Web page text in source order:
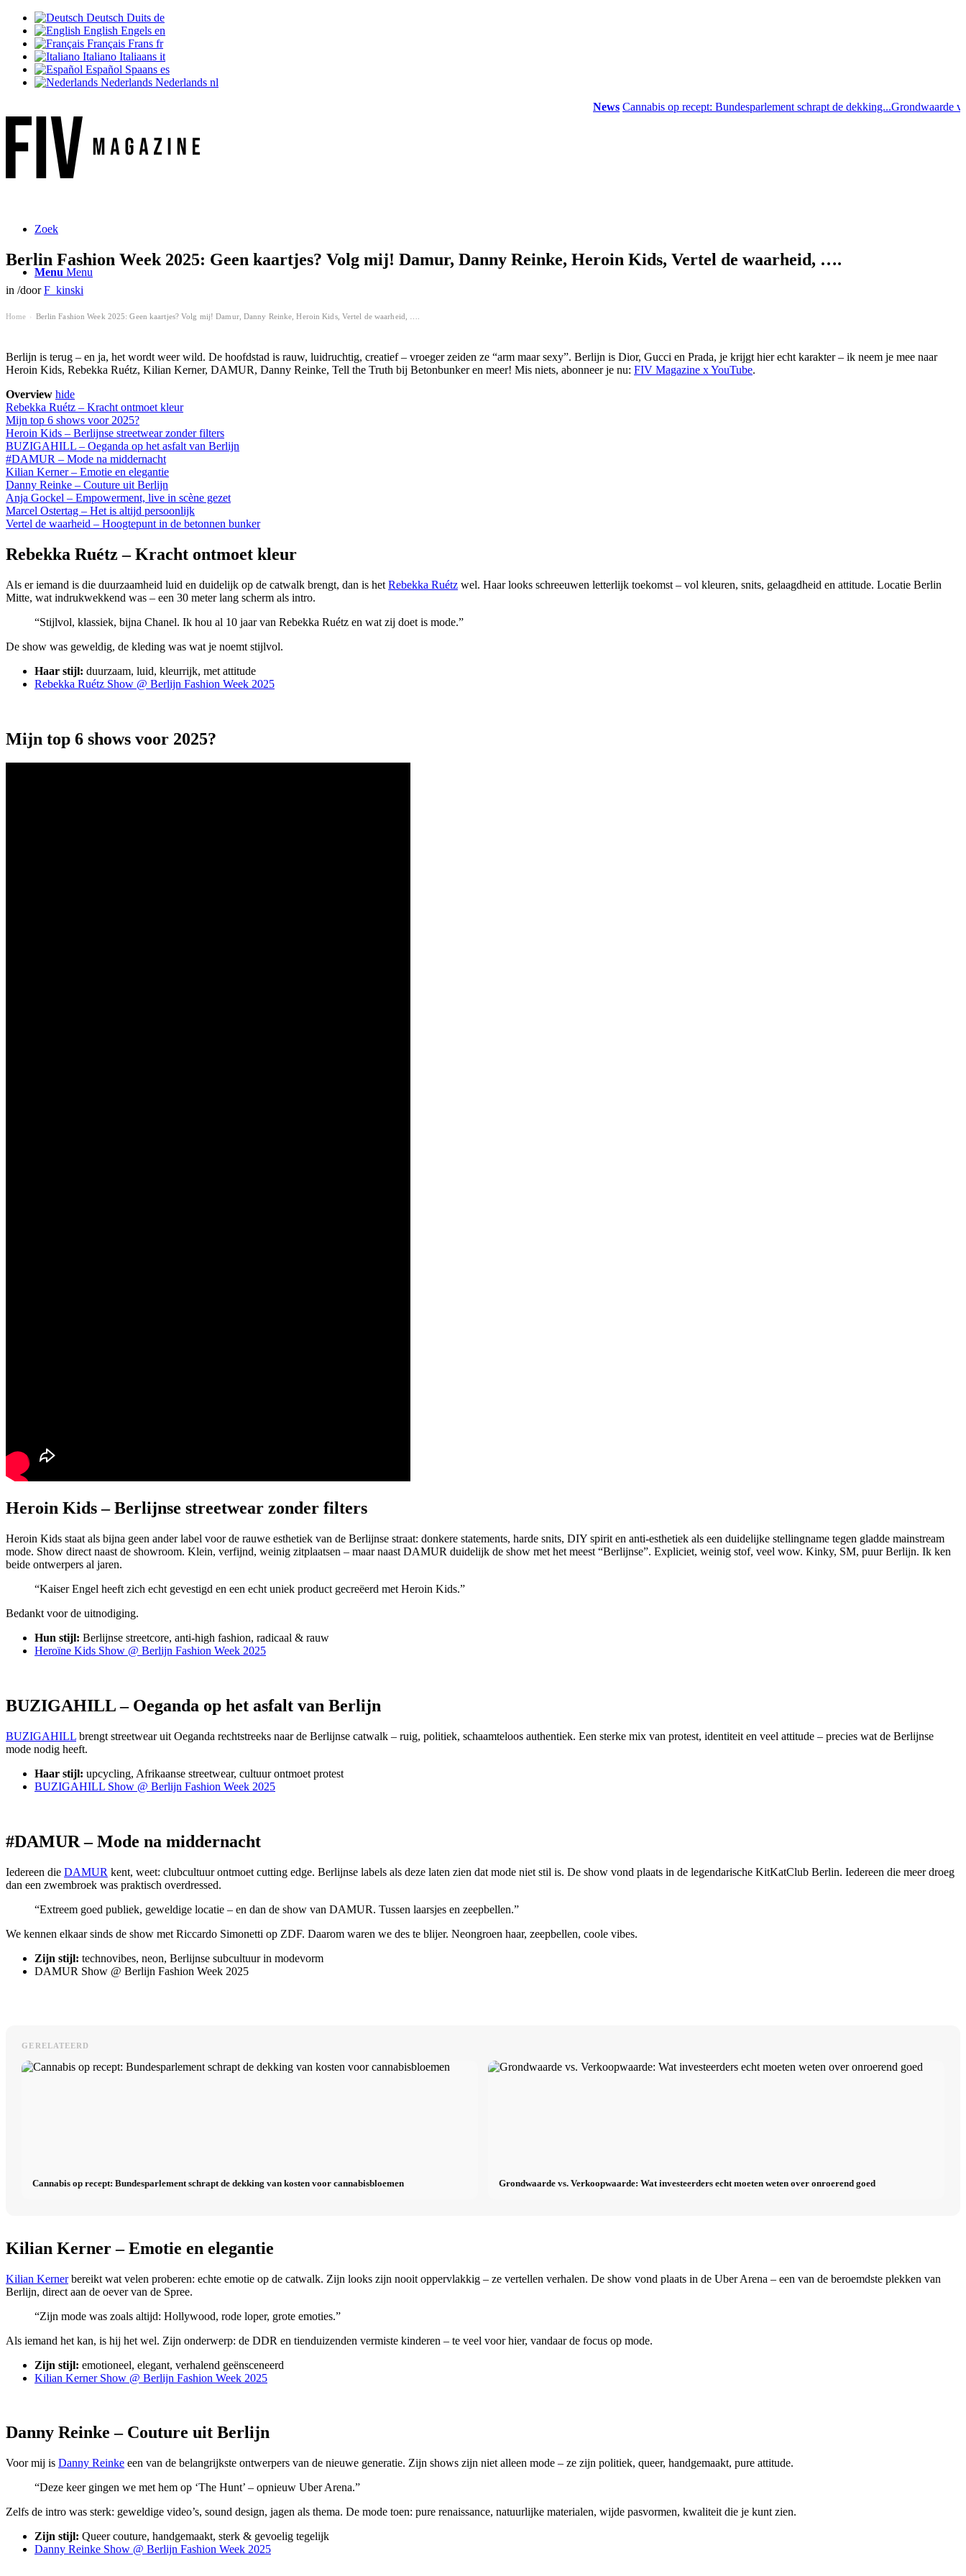
Deutsch Duits de
English Engels en
Français Frans fr
Italiano Italiaans it
Español Spaans es
Nederlands Nederlands nl
News Cannabis op recept: Bundesparlement schrapt de dekking...Grondwaarde vs.
Zoek
Menu Menu
Berlin Fashion Week 2025: Geen kaartjes? Volg mij! Damur, Danny Reinke, Heroin Kids, Vertel de waarheid, ….
in /doorF_kinski
Home Berlin Fashion Week 2025: Geen kaartjes? Volg mij! Damur, Danny Reinke, Heroin Kids, Vertel de waarheid, ….
Berlijn is terug – en ja, het wordt weer wild. De hoofdstad is rauw, luidruchtig, creatief – vroeger zeiden ze “arm maar sexy”. Berlijn is Dior, Gucci en Prada, je krijgt hier echt karakter – ik neem je mee naar
Heroin Kids, Rebekka Ruétz, Kilian Kerner, DAMUR, Danny Reinke, Tell the Truth bij Betonbunker en meer! Mis niets, abonneer je nu: FIV Magazine x YouTube.
Overview hide
Rebekka Ruétz – Kracht ontmoet kleur
Mijn top 6 shows voor 2025?
Heroin Kids – Berlijnse streetwear zonder filters
BUZIGAHILL – Oeganda op het asfalt van Berlijn
#DAMUR – Mode na middernacht
Kilian Kerner – Emotie en elegantie
Danny Reinke – Couture uit Berlijn
Anja Gockel – Empowerment, live in scène gezet
Marcel Ostertag – Het is altijd persoonlijk
Vertel de waarheid – Hoogtepunt in de betonnen bunker
Rebekka Ruétz – Kracht ontmoet kleur
Als er iemand is die duurzaamheid luid en duidelijk op de catwalk brengt, dan is het Rebekka Ruétz wel. Haar looks schreeuwen letterlijk toekomst – vol kleuren, snits, gelaagdheid en attitude. Locatie Berlin
Mitte, wat indrukwekkend was – een 30 meter lang scherm als intro.
“Stijlvol, klassiek, bijna Chanel. Ik hou al 10 jaar van Rebekka Ruétz en wat zij doet is mode.”
De show was geweldig, de kleding was wat je noemt stijlvol.
Haar stijl: duurzaam, luid, kleurrijk, met attitude
Rebekka Ruétz Show @ Berlijn Fashion Week 2025
Mijn top 6 shows voor 2025?
Heroin Kids – Berlijnse streetwear zonder filters
Heroin Kids staat als bijna geen ander label voor de rauwe esthetiek van de Berlijnse straat: donkere statements, harde snits, DIY spirit en anti-esthetiek als een duidelijke stellingname tegen gladde mainstream
mode. Show direct naast de showroom. Klein, verfijnd, weinig zitplaatsen – maar naast DAMUR duidelijk de show met het meest “Berlijnse”. Expliciet, weinig stof, veel wow. Kinky, SM, puur Berlijn. Ik ken
beide ontwerpers al jaren.
“Kaiser Engel heeft zich echt gevestigd en een echt uniek product gecreëerd met Heroin Kids.”
Bedankt voor de uitnodiging.
Hun stijl: Berlijnse streetcore, anti-high fashion, radicaal & rauw
Heroïne Kids Show @ Berlijn Fashion Week 2025
BUZIGAHILL – Oeganda op het asfalt van Berlijn
BUZIGAHILL brengt streetwear uit Oeganda rechtstreeks naar de Berlijnse catwalk – ruig, politiek, schaamteloos authentiek. Een sterke mix van protest, identiteit en veel attitude – precies wat de Berlijnse
mode nodig heeft.
Haar stijl: upcycling, Afrikaanse streetwear, cultuur ontmoet protest
BUZIGAHILL Show @ Berlijn Fashion Week 2025
#DAMUR – Mode na middernacht
Iedereen die DAMUR kent, weet: clubcultuur ontmoet cutting edge. Berlijnse labels als deze laten zien dat mode niet stil is. De show vond plaats in de legendarische KitKatClub Berlin. Iedereen die meer droeg
dan een zwembroek was praktisch overdressed.
“Extreem goed publiek, geweldige locatie – en dan de show van DAMUR. Tussen laarsjes en zeepbellen.”
We kennen elkaar sinds de show met Riccardo Simonetti op ZDF. Daarom waren we des te blijer. Neongroen haar, zeepbellen, coole vibes.
Zijn stijl: technovibes, neon, Berlijnse subcultuur in modevorm
DAMUR Show @ Berlijn Fashion Week 2025
GERELATEERD
Cannabis op recept: Bundesparlement schrapt de dekking van kosten voor cannabisbloemen Grondwaarde vs. Verkoopwaarde: Wat investeerders echt moeten weten over onroerend goed
Kilian Kerner – Emotie en elegantie
Kilian Kernerbereikt wat velen proberen: echte emotie op de catwalk. Zijn looks zijn nooit oppervlakkig – ze vertellen verhalen. De show vond plaats in de Uber Arena – een van de beroemdste plekken van
Berlijn, direct aan de oever van de Spree.
“Zijn mode was zoals altijd: Hollywood, rode loper, grote emoties.”
Als iemand het kan, is hij het wel. Zijn onderwerp: de DDR en tienduizenden vermiste kinderen – te veel voor hier, vandaar de focus op mode.
Zijn stijl: emotioneel, elegant, verhalend geënsceneerd
Kilian Kerner Show @ Berlijn Fashion Week 2025
Danny Reinke – Couture uit Berlijn
Voor mij is Danny Reinke een van de belangrijkste ontwerpers van de nieuwe generatie. Zijn shows zijn niet alleen mode – ze zijn politiek, queer, handgemaakt, pure attitude.
“Deze keer gingen we met hem op ‘The Hunt’ – opnieuw Uber Arena.”
Zelfs de intro was sterk: geweldige video’s, sound design, jagen als thema. De mode toen: pure renaissance, natuurlijke materialen, wijde pasvormen, kwaliteit die je kunt zien.
Zijn stijl: Queer couture, handgemaakt, sterk & gevoelig tegelijk
Danny Reinke Show @ Berlijn Fashion Week 2025